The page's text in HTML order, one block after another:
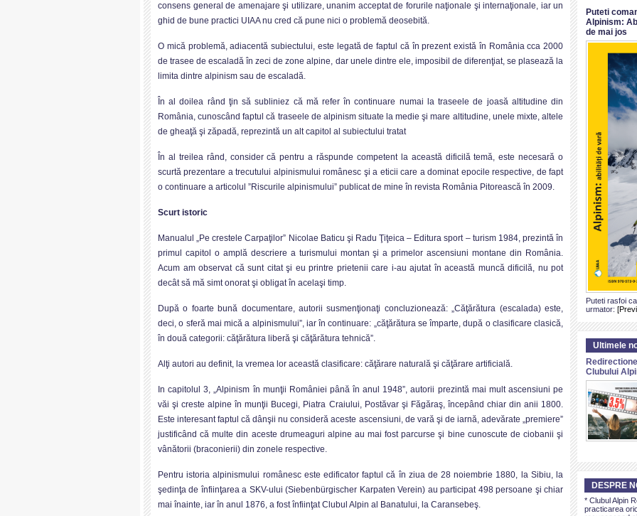
consens general de amenajare şi utilizare, unanim acceptat de forurile naţionale şi internaţionale, iar un
ghid de bune practici UIAA nu cred că pune nici o problemă deosebită.
O mică problemă, adiacentă subiectului, este legată de faptul că în prezent există în România cca 2000
de trasee de escaladă în zeci de zone alpine, dar unele dintre ele, imposibil de diferenţiat, se plasează la
limita dintre alpinism sau de escaladă.
În al doilea rând ţin să subliniez că mă refer în continuare numai la traseele de joasă altitudine din
România, cunoscând faptul că traseele de alpinism situate la medie şi mare altitudine, unele mixte, altele
de gheaţă şi zăpadă, reprezintă un alt capitol al subiectului tratat
În al treilea rând, consider că pentru a răspunde competent la această dificilă temă, este necesară o
scurtă prezentare a trecutului alpinismului românesc şi a eticii care a dominat epocile respective, de fapt
o continuare a articolul ”Riscurile alpinismului” publicat de mine în revista România Pitorească în 2009.
Scurt istoric
Manualul „Pe crestele Carpaţilor” Nicolae Baticu şi Radu Ţiţeica – Editura sport – turism 1984, prezintă în
primul capitol o amplă descriere a turismului montan şi a primelor ascensiuni montane din România.
Acum am observat că sunt citat şi eu printre prietenii care i-au ajutat în această muncă dificilă, nu pot
decât să mă simt onorat şi obligat în acelaşi timp.
După o foarte bună documentare, autorii susmenţionaţi concluzionează: „Căţărătura (escalada) este,
deci, o sferă mai mică a alpinismului”, iar în continuare: „căţărătura se împarte, după o clasificare clasică,
în două categorii: căţărătura liberă şi căţărătura tehnică”.
Alţi autori au definit, la vremea lor această clasificare: căţărare naturală şi căţărare artificială.
In capitolul 3, „Alpinism în munţii României până în anul 1948”, autorii prezintă mai mult ascensiuni pe
văi şi creste alpine în munţii Bucegi, Piatra Craiului, Postăvar şi Făgăraş, începând chiar din anii 1800.
Este interesant faptul că dânşii nu consideră aceste ascensiuni, de vară şi de iarnă, adevărate „premiere”
justificând că multe din aceste drumeaguri alpine au mai fost parcurse şi bine cunoscute de ciobanii şi
vânătorii (braconierii) din zonele respective.
Pentru istoria alpinismului românesc este edificator faptul că în ziua de 28 noiembrie 1880, la Sibiu, la
şedinţa de înfiinţarea a SKV-ului (Siebenbürgischer Karpaten Verein) au participat 498 persoane şi chiar
mai înainte, iar în anul 1876, a fost înfiinţat Clubul Alpin al Banatului, la Caransebeş.
Puteti
Alpinism:
de mai jos
Puteti rasfoi
urmator:
Ultimele
Clubului
DESPRE
* Clubul Alpin
practicarea